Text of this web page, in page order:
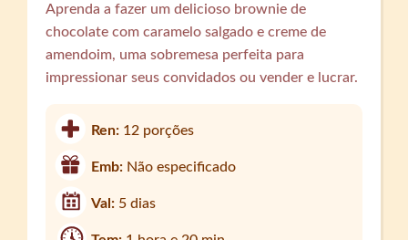
Aprenda a fazer um delicioso brownie de
chocolate com caramelo salgado e creme de
amendoim, uma sobremesa perfeita para
impressionar seus convidados ou vender e lucrar.
Ren: 12 porções
Emb: Não especificado
Val: 5 dias